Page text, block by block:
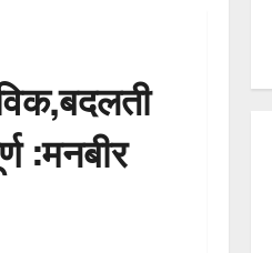
:मनबीर